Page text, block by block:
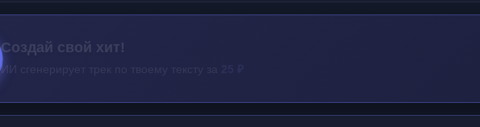
Создай песню-поздравление!
ИИ сгенерирует именное поздравление всего за